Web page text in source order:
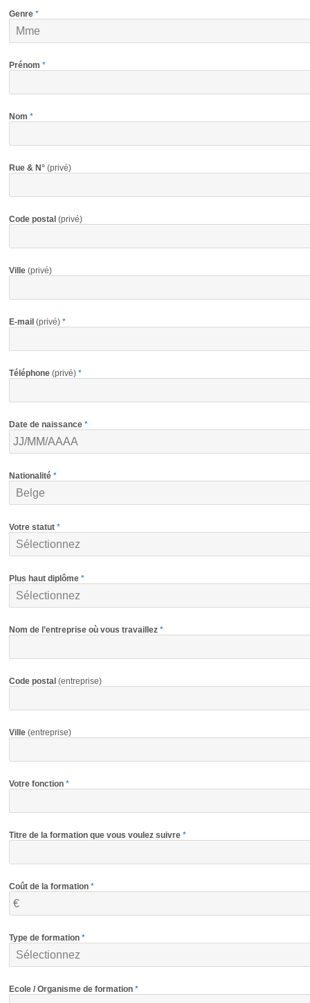
Genre *
Prénom *
Nom *
Rue & N° (privé)
Code postal (privé)
Ville (privé)
E-mail (privé) *
Téléphone (privé) *
Date de naissance *
Nationalité *
Votre statut *
Plus haut diplôme *
Nom de l’entreprise où vous travaillez *
Code postal (entreprise)
Ville (entreprise)
Votre fonction *
Titre de la formation que vous voulez suivre *
Coût de la formation *
Type de formation *
Ecole / Organisme de formation *